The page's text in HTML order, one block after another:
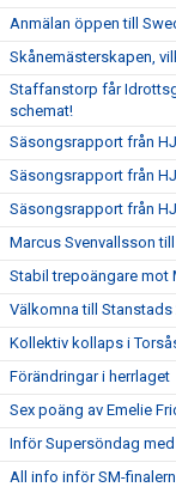
Anmälan öppen till
Skånemästerskapen,
Staffanstorp får
schemat!
Säsongsrapport från
Säsongsrapport från
Säsongsrapport från
Marcus Svenvallsson till
Stabil trepoängare mot
Välkomna till Stanstads
Kollektiv kollaps i
Förändringar i herrlaget
Sex poäng av Emelie
Inför Supersöndag
All info inför SM-